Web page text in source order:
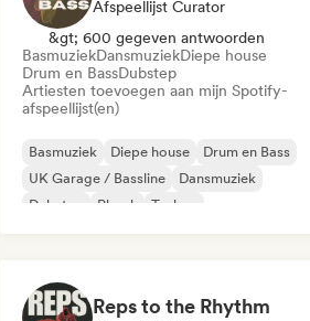
Afspeellijst Curator
&gt; 600 gegeven antwoorden
BasmuziekDansmuziekDiepe house
Drum en BassDubstep
Artiesten toevoegen aan mijn Spotify-
afspeellijst(en)
Basmuziek Diepe house
Drum en Bass
UK Garage / Bassline
Dansmuziek
Dubstep
Phonk Techno
Reps to the Rhythm